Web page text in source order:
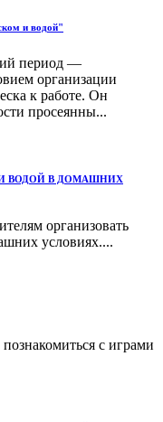
и водой"
период —
организации
к работе. Он
просеянны...
И ВОДОЙ В ДОМАШНИХ
организовать
условиях....
с играми